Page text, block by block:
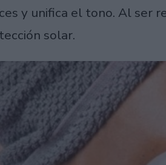
y unifica el tono. Al ser
solar.